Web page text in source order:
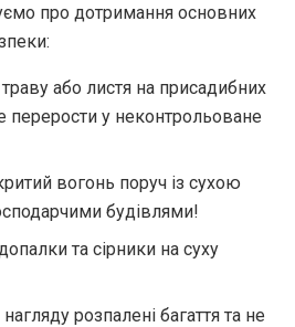
про дотримання основних
або листя на присадибних
перерости у неконтрольоване
вогонь поруч із сухою
будівлями!
та сірники на суху
розпалені багаття та не